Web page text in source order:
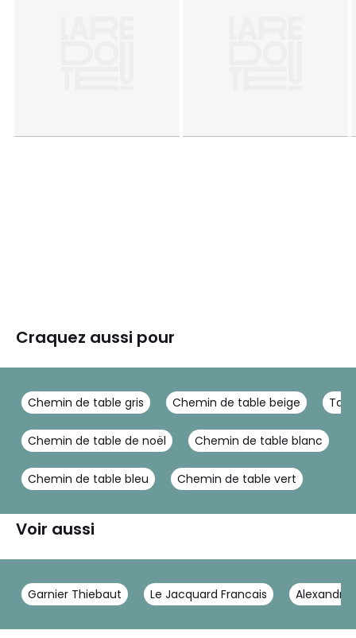
Craquez aussi pour
Chemin de table gris Chemin de table beige
Chemin de table de noël Chemin de table blanc
Chemin de table bleu Chemin de table vert
Voir aussi
Garnier Thiebaut Le Jacquard Francais Alexandre